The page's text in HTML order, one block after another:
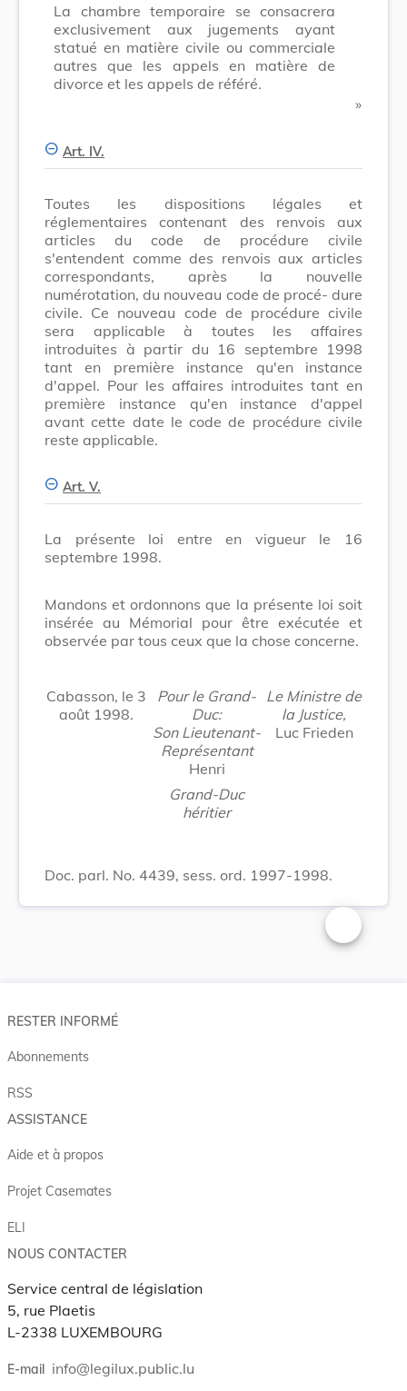
La chambre temporaire se consacrera
exclusivement aux jugements ayant
statué en matière civile ou commerciale
autres que les appels en matière de
divorce et les appels de référé.
​ »
Art. IV.
Toutes les dispositions légales et
réglementaires contenant des renvois aux
articles du code de procédure civile
s'entendent comme des renvois aux articles
correspondants, après la nouvelle
numérotation, du nouveau code de procé- dure
civile. Ce nouveau code de procédure civile
sera applicable à toutes les affaires
introduites à partir du 16 septembre 1998
tant en première instance qu'en instance
d'appel. Pour les affaires introduites tant en
première instance qu'en instance d'appel
avant cette date le code de procédure civile
reste applicable.
Art. V.
La présente loi entre en vigueur le 16
septembre 1998.
Mandons et ordonnons que la présente loi soit
insérée au Mémorial pour être exécutée et
observée par tous ceux que la chose concerne.
Cabasson, le 3
août 1998.
Pour le Grand-
Duc:
Son Lieutenant-
Représentant
Henri
Grand-Duc
héritier
Le Ministre de
la Justice,
Luc Frieden
Doc. parl. No. 4439, sess. ord. 1997-1998.
Changer la
RESTER INFORMÉ
Abonnements
RSS
ASSISTANCE
Aide et à propos
Projet Casemates
ELI
NOUS CONTACTER
Service central de législation
5, rue Plaetis
L-2338 LUXEMBOURG
E-mail info@legilux.public.lu